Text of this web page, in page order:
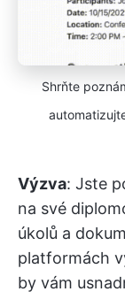
Shrňte
Výzva: Jste
na své
úkolů a
platformách
by vám